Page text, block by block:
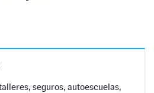
seguros, autoescuelas,